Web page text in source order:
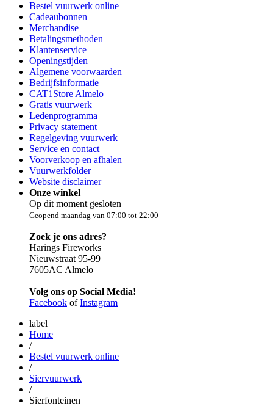
Bestel vuurwerk online
Cadeaubonnen
Merchandise
Betalingsmethoden
Klantenservice
Openingstijden
Algemene voorwaarden
Bedrijfsinformatie
CAT1Store Almelo
Gratis vuurwerk
Ledenprogramma
Privacy statement
Regelgeving vuurwerk
Service en contact
Voorverkoop en afhalen
Vuurwerkfolder
Website disclaimer
Onze winkel
Op dit moment gesloten
Geopend maandag van 07:00 tot 22:00
Zoek je ons adres?
Harings Fireworks
Nieuwstraat 95-99
7605AC Almelo
Volg ons op Social Media!
Facebook ofInstagram
label
Home
/
Bestel vuurwerk online
/
Siervuurwerk
/
Sierfonteinen